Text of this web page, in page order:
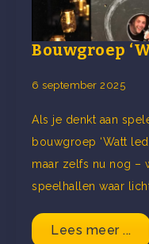
Bouwgroep
6 september 2025
Als je denkt aan
bouwgroep ‘Watt
maar zelfs nu nog –
speelhallen waar licht
Lees meer ...